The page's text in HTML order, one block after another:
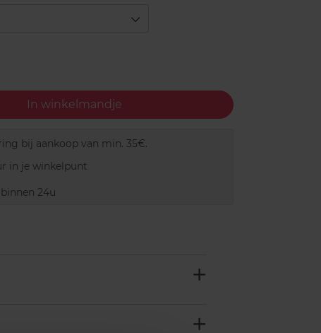
In winkelmandje
bij aankoop van min. 35€.
in je winkelpunt
24u